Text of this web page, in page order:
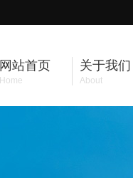
网站首页
Home
关于我们
About